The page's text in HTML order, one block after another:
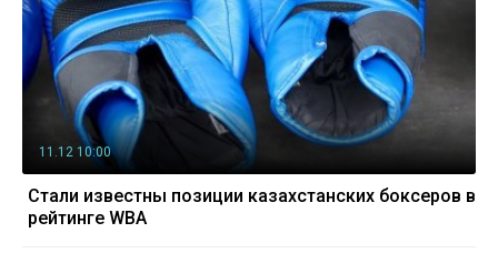
11.12 10:00
Стали известны позиции казахстанских боксеров в
рейтинге WBA